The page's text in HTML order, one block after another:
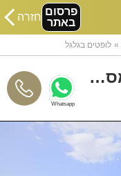
פרסום
באתר חזרה
לופטים בגלגל
סול - מתחם לאירועים ומסיבות
Whatsapp